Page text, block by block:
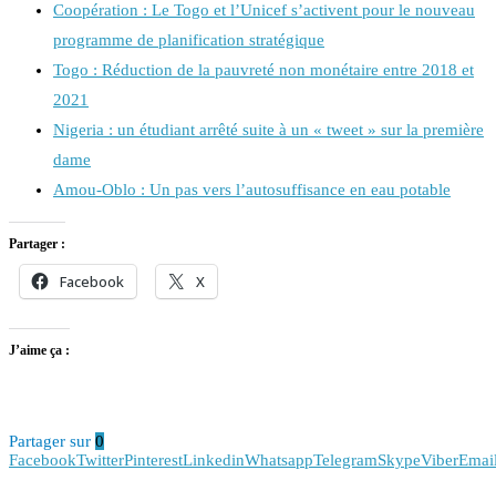
Coopération : Le Togo et l’Unicef s’activent pour le nouveau
programme de planification stratégique
Togo : Réduction de la pauvreté non monétaire entre 2018 et
2021
Nigeria : un étudiant arrêté suite à un « tweet » sur la première
dame
Amou-Oblo : Un pas vers l’autosuffisance en eau potable
Partager :
Facebook X
J’aime ça :
Partager sur 0
FacebookTwitterPinterestLinkedinWhatsappTelegramSkypeViber